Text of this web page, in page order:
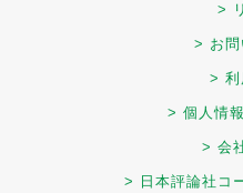
>
> お問
> 利
> 個人情
> 会
> 日本評論社コ